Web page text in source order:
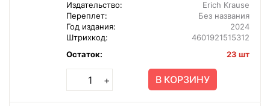
Издательство:
Erich Krause
Переплет:
Без названия
Год издания:
2024
Штрихкод:
4601921515312
Остаток:
23 шт
+ В КОРЗИНУ